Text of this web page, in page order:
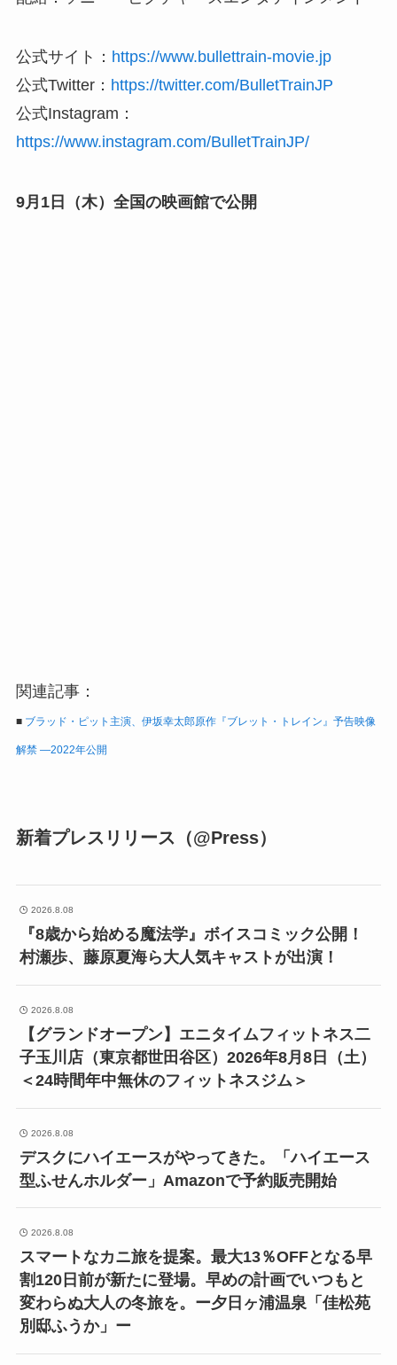
公式サイト： https://www.bullettrain-movie.jp
公式Twitter： https://twitter.com/BulletTrainJP
公式Instagram：
https://www.instagram.com/BulletTrainJP/
9月1日（木）全国の映画館で公開
関連記事：
■ ブラッド・ピット主演、伊坂幸太郎原作『ブレット・トレイン』予告映像
解禁 ―2022年公開
新着プレスリリース（@Press）
2026.8.08
『8歳から始める魔法学』ボイスコミック公開！
村瀬歩、藤原夏海ら大人気キャストが出演！
2026.8.08
【グランドオープン】エニタイムフィットネス二
子玉川店（東京都世田谷区）2026年8月8日（土）
＜24時間年中無休のフィットネスジム＞
2026.8.08
デスクにハイエースがやってきた。「ハイエース
型ふせんホルダー」Amazonで予約販売開始
2026.8.08
スマートなカニ旅を提案。最大13％OFFとなる早
割120日前が新たに登場。早めの計画でいつもと
変わらぬ大人の冬旅を。ー夕日ヶ浦温泉「佳松苑
別邸ふうか」ー